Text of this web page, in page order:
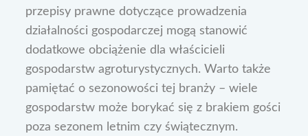
przepisy prawne dotyczące prowadzenia
działalności gospodarczej mogą stanowić
dodatkowe obciążenie dla właścicieli
gospodarstw agroturystycznych. Warto także
pamiętać o sezonowości tej branży – wiele
gospodarstw może borykać się z brakiem gości
poza sezonem letnim czy świątecznym.